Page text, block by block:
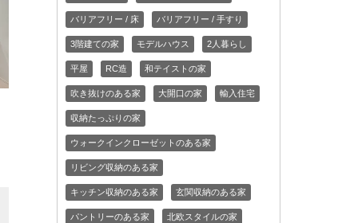
バリアフリー / 床 バリアフリー / 手すり
3階建ての家 モデルハウス 2人暮らし
平屋 RC造 和テイストの家
吹き抜けのある家 大開口の家 輸入住宅
収納たっぷりの家
ウォークインクローゼットのある家
リビング収納のある家
キッチン収納のある家 玄関収納のある家
パントリーのある家 北欧スタイルの家